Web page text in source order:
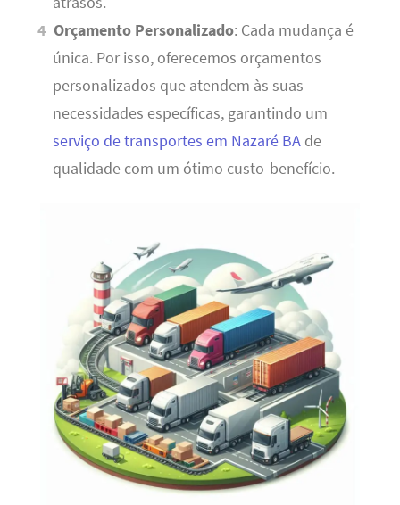
Orçamento Personalizado: Cada mudança é
única. Por isso, oferecemos orçamentos
personalizados que atendem às suas
necessidades específicas, garantindo um
serviço de transportes em Nazaré BAde
qualidade com um ótimo custo-benefício.